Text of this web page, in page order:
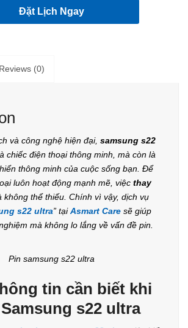
Đặt Lịch Ngay
Reviews (0)
và công nghệ hiện đại, samsung s22
chiếc điện thoại thông minh, mà còn là
thông minh của cuộc sống bạn. Để
luôn hoạt động mạnh mẽ, việc thay
không thể thiếu. Chính vì vậy, dịch vụ
s22 ultra” tạiAsmart Care sẽ giúp
mà không lo lắng về vấn đề pin.
Pin samsung s22 ultra
tin cần biết khi
s22 ultra